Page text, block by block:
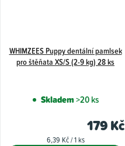
WHIMZEES Puppy dentální pamlsek
pro štěňata XS/S (2-9 kg) 28 ks
Skladem>20 ks
179 Kč
Měrná
6,39 Kč / 1 ks